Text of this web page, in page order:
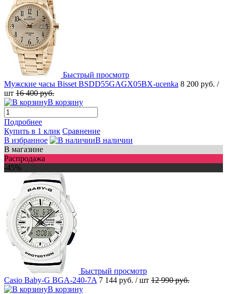
Быстрый просмотр
Мужские часы Bisset BSDD55GAGX05BX-ucenka 8 200 руб. /
шт 16 400 руб.
В корзину
Подробнее
Купить в 1 клик Сравнение
В избранное
В наличии
В магазине
Распродажа
-45%
Быстрый просмотр
Casio Baby-G BGA-240-7A 7 144 руб. / шт 12 990 руб.
В корзину